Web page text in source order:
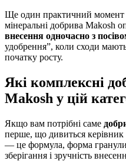
Ще один практичний момент
мінеральні добрива Makosh
внесення одночасно з
удобрення”, коли сходи
початку росту.
Які комплексні
Makosh у цій
Якщо вам потрібні саме
перше, що дивиться керівник
— це формула, форма гранули
зберігання і зручність